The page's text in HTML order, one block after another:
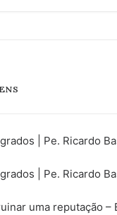
| Pe. Ricardo
| Pe. Ricardo
uma reputação –